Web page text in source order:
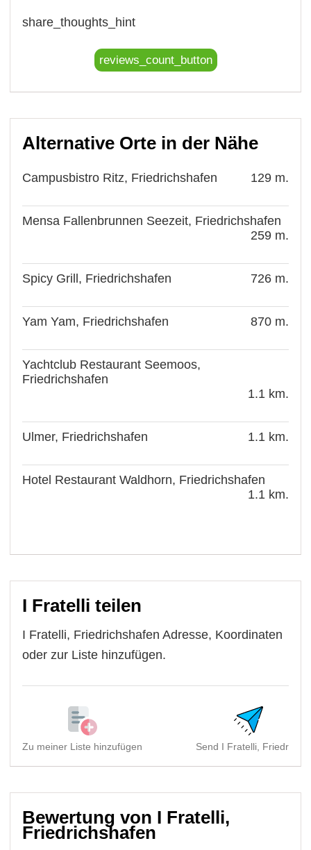
share_thoughts_hint
reviews_count_button
Alternative Orte in der Nähe
Campusbistro Ritz, Friedrichshafen 129 m.
Mensa Fallenbrunnen Seezeit, Friedrichshafen
259 m.
Spicy Grill, Friedrichshafen 726 m.
Yam Yam, Friedrichshafen 870 m.
Yachtclub Restaurant Seemoos,
Friedrichshafen
1.1 km.
Ulmer, Friedrichshafen 1.1 km.
Hotel Restaurant Waldhorn, Friedrichshafen
1.1 km.
I Fratelli teilen
I Fratelli, Friedrichshafen Adresse, Koordinaten
oder zur Liste hinzufügen.
Zu meiner Liste hinzufügen Send I Fratelli, Friedric..
Bewertung von I Fratelli,
Friedrichshafen